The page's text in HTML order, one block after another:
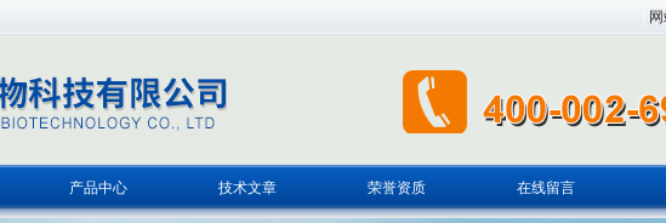
产品中心 技术文章 荣誉资质 在线留言